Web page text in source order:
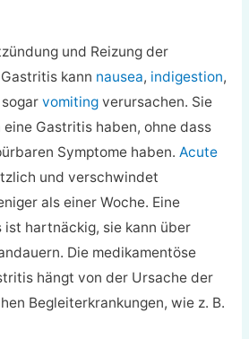
und Reizung der
kann nausea, indigestion,
vomitingverursachen. Sie
Gastritis haben, ohne dass
Symptome haben. Acute
und verschwindet
als einer Woche. Eine
hartnäckig, sie kann über
Die medikamentöse
hängt von der Ursache der
Begleiterkrankungen, wie z. B.